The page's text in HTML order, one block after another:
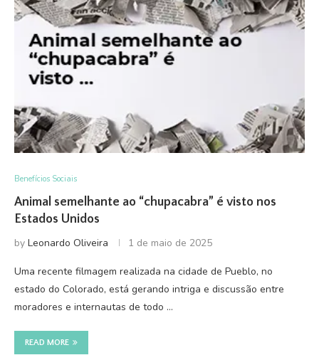
Benefícios Sociais
Animal semelhante ao “chupacabra” é visto nos
Estados Unidos
by Leonardo Oliveira 1 de maio de 2025
Uma recente filmagem realizada na cidade de Pueblo, no
estado do Colorado, está gerando intriga e discussão entre
moradores e internautas de todo …
READ MORE